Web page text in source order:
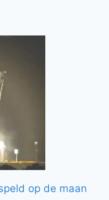
op de maan